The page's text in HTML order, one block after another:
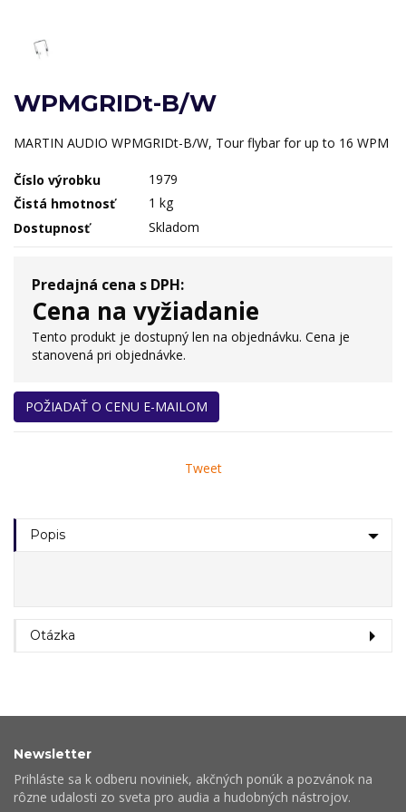
WPMGRIDt-B/W
MARTIN AUDIO WPMGRIDt-B/W, Tour flybar for up to 16 WPM
Číslo výrobku
1979
Čistá hmotnosť
1 kg
Dostupnosť
Skladom
Predajná cena s DPH:
Cena na vyžiadanie
Tento produkt je dostupný len na objednávku. Cena je
stanovená pri objednávke.
POŽIADAŤ O CENU E-MAILOM
Tweet
Popis
Otázka
Newsletter
Prihláste sa k odberu noviniek, akčných ponúk a pozvánok na
rôzne udalosti zo sveta pro audia a hudobných nástrojov.